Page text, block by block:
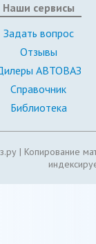
Наши сервисы
Задать вопрос
Отзывы
АВТОВАЗ
Справочник
Библиотека
| Копирование